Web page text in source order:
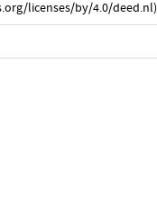
licenses/by/4.0/deed.nl)